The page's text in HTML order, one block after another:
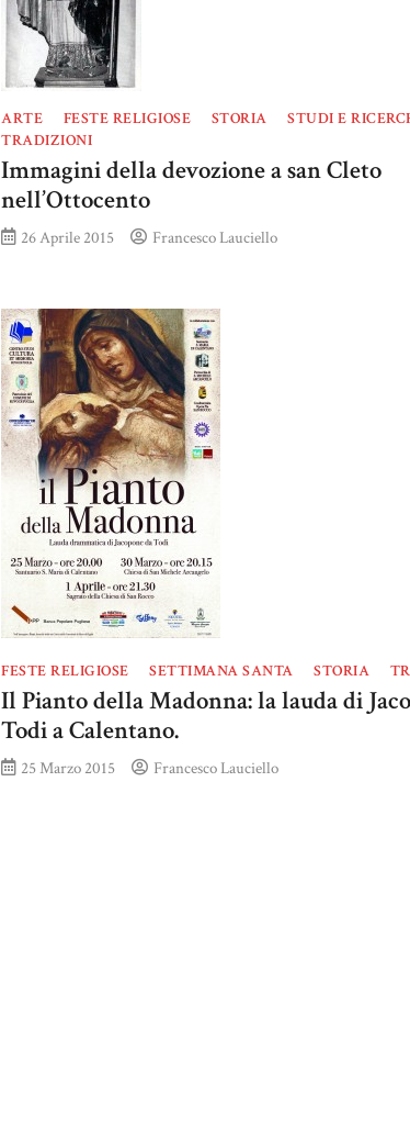
ARTE FESTE RELIGIOSE STORIA
STUDI E
TRADIZIONI
Immagini della devozione a san Cleto
nell’Ottocento
26 Aprile 2015 Francesco Lauciello
FESTE RELIGIOSE SETTIMANA SANTA STORIA
Il Pianto della Madonna: la lauda di
Todi a Calentano.
25 Marzo 2015 Francesco Lauciello